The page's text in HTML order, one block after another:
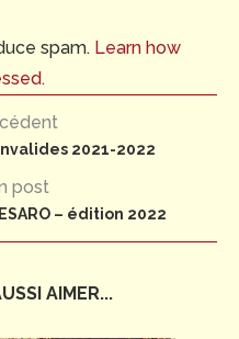
spam. Learn how
2021-2022
post
– édition 2022
AIMER...